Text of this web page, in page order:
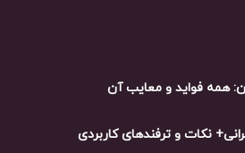
همه فواید و معایب آن